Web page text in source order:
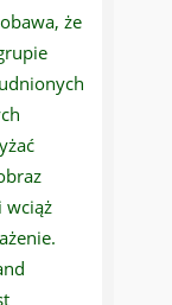
że
wciąż